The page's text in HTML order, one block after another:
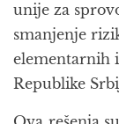
unije za
smanjenje
elementarnih
Republike